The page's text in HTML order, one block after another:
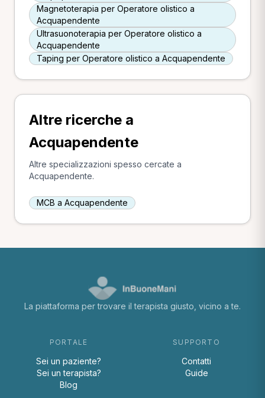
Magnetoterapia per Operatore olistico a
Acquapendente
Ultrasuonoterapia per Operatore olistico a
Acquapendente
Taping per Operatore olistico a Acquapendente
Altre ricerche a
Acquapendente
Altre specializzazioni spesso cercate a
Acquapendente.
MCB a Acquapendente
La piattaforma per trovare il terapista giusto, vicino a te.
PORTALE
Sei un paziente?
Sei un terapista?
Blog
SUPPORTO
Contatti
Guide